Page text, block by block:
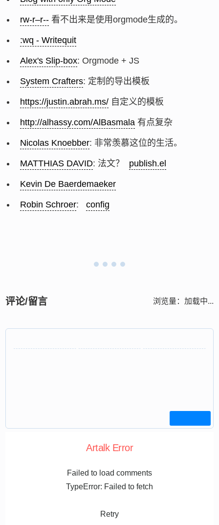
rw-r–r-- 看不出来是使用orgmode生成的。
:wq - Writequit
Alex's Slip-box: Orgmode + JS
System Crafters: 定制的导出模板
https://justin.abrah.ms/ 自定义的模板
http://alhassy.com/AlBasmala 有点复杂
Nicolas Knoebber: 非常羡慕这位的生活。
MATTHIAS DAVID: 法文？ publish.el
Kevin De Baerdemaeker
Robin Schroer: config
评论/留言 浏览量： 加载中...
Artalk Error
Failed to load comments
TypeError: Failed to fetch
Retry